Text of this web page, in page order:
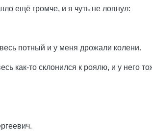
ещё громче, и я чуть не лопнул:
потный и у меня дрожали колени.
как-то склонился к роялю, и у него